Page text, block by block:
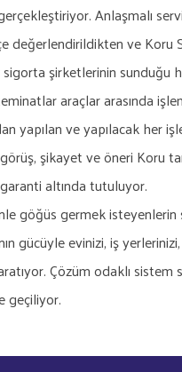
Anlaşmalı
değerlendirildikten ve
şirketlerinin sunduğu
araçlar arasında
yapılan ve yapılacak her
şikayet ve öneri Koru
altında tutuluyor.
göğüs germek
gücüyle evinizi, iş
Çözüm odaklı sistem
geçiliyor.